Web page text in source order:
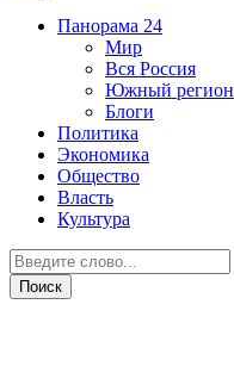
Панорама 24
Мир
Вся Россия
Южный регион
Блоги
Политика
Экономика
Общество
Власть
Культура